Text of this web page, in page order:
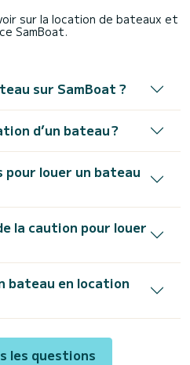
sur la location de bateaux et
SamBoat.
sur SamBoat ?
d’un bateau ?
pour louer un bateau
la caution pour louer
bateau en location
les questions